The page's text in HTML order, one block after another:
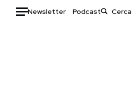
Newsletter Podcast